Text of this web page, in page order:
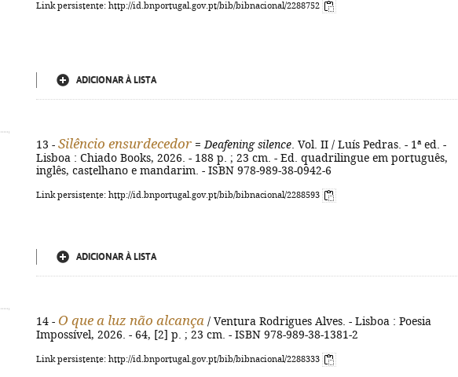
Link persistente: http://id.bnportugal.gov.pt/bib/bibnacional/2288752
ADICIONAR À LISTA
13 - Silêncio ensurdecedor = Deafening silence . Vol. II / Luís Pedras. - 1ª ed. -
Lisboa : Chiado Books, 2026. - 188 p. ; 23 cm. - Ed. quadrilingue em português,
inglês, castelhano e mandarim. - ISBN 978-989-38-0942-6
Link persistente: http://id.bnportugal.gov.pt/bib/bibnacional/2288593
ADICIONAR À LISTA
14 - O que a luz não alcança / Ventura Rodrigues Alves. - Lisboa : Poesia
Impossível, 2026. - 64, [2] p. ; 23 cm. - ISBN 978-989-38-1381-2
Link persistente: http://id.bnportugal.gov.pt/bib/bibnacional/2288333